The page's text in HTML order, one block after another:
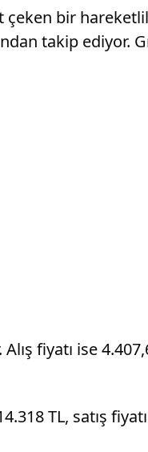
çeken bir
takip
fiyatı ise
TL, satış